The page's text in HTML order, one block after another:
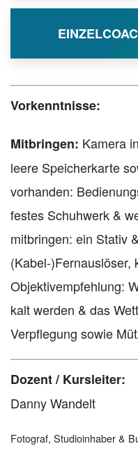
Vorkenntnisse:
Mitbringen: Kamera
leere Speicherkarte
vorhanden:
festes Schuhwerk &
mitbringen: ein Stativ
(Kabel-)Fernauslöser,
Objektivempfehlung:
kalt werden & das
Verpflegung sowie
Dozent / Kursleiter:
Danny Wandelt
Fotograf, Studioinhaber &